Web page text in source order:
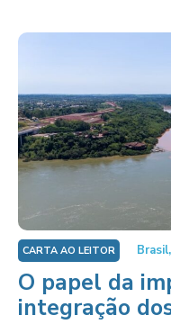
CARTA AO LEITOR
O papel da
integração